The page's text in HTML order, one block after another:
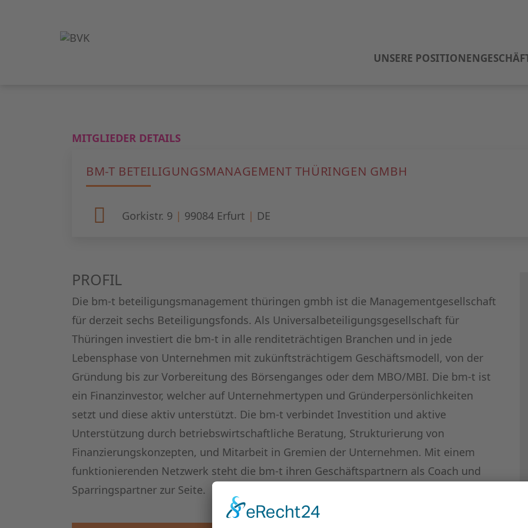
UNSERE POSITIONEN
MITGLIEDER DETAILS
BM-T BETEILIGUNGSMANAGEMENT THÜRINGEN GMBH
Gorkistr. 9 | 99084 Erfurt | DE
PROFIL
Die bm-t beteiligungsmanagement thüringen gmbh ist die Managementgesellschaft
für derzeit sechs Beteiligungsfonds. Als Universalbeteiligungsgesellschaft für
Thüringen investiert die bm-t in alle renditeträchtigen Branchen und in jede
Lebensphase von Unternehmen mit zukünftsträchtigem Geschäftsmodell, von der
Gründung bis zur Vorbereitung des Börsenganges oder dem MBO/MBI. Die bm-t ist
ein Finanzinvestor, welcher auf Unternehmertypen und Gründerpersönlichkeiten
setzt und diese aktiv unterstützt. Die bm-t verbindet Investition und aktive
Unterstützung durch betriebswirtschaftliche Beratung, Strukturierung von
Finanzierungskonzepten, und Mitarbeit in Gremien der Unternehmen. Mit einem
funktionierenden Netzwerk steht die bm-t ihren Geschäftspartnern als Coach und
Sparringspartner zur Seite.